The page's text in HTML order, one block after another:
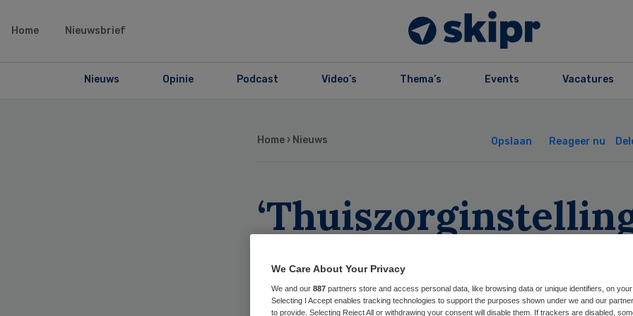
Home Nieuwsbrief
Nieuws Opinie Podcast Video’s Thema’s Events Vacatures
Home › Nieuws Opslaan Reageer nu
moeten Verklaring
Omtrent Gedrag
We Care About Your Privacy
We and our 887 partners store and access personal data, like browsing data or unique identifiers, on
Selecting I Accept enables tracking technologies to support the purposes shown under we and our
to provide. Selecting Reject All or withdrawing your consent will disable them. If trackers are disabled,